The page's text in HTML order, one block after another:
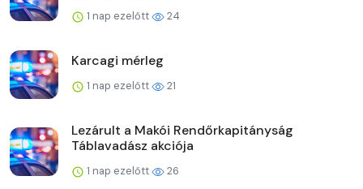
1 nap ezelőtt 24
Karcagi mérleg
1 nap ezelőtt 21
Lezárult a Makói Rendőrkapitányság
Táblavadász akciója
1 nap ezelőtt 26